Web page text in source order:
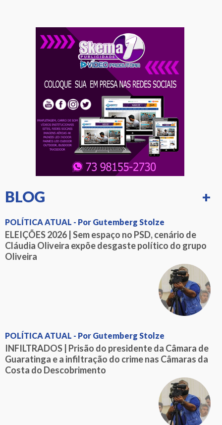
BLOG +
POLÍTICA ATUAL - Por Gutemberg Stolze
ELEIÇÕES 2026 | Sem espaço no PSD, cenário de
Cláudia Oliveira expõe desgaste político do grupo
Oliveira
POLÍTICA ATUAL - Por Gutemberg Stolze
INFILTRADOS | Prisão do presidente da Câmara de
Guaratinga e a infiltração do crime nas Câmaras da
Costa do Descobrimento